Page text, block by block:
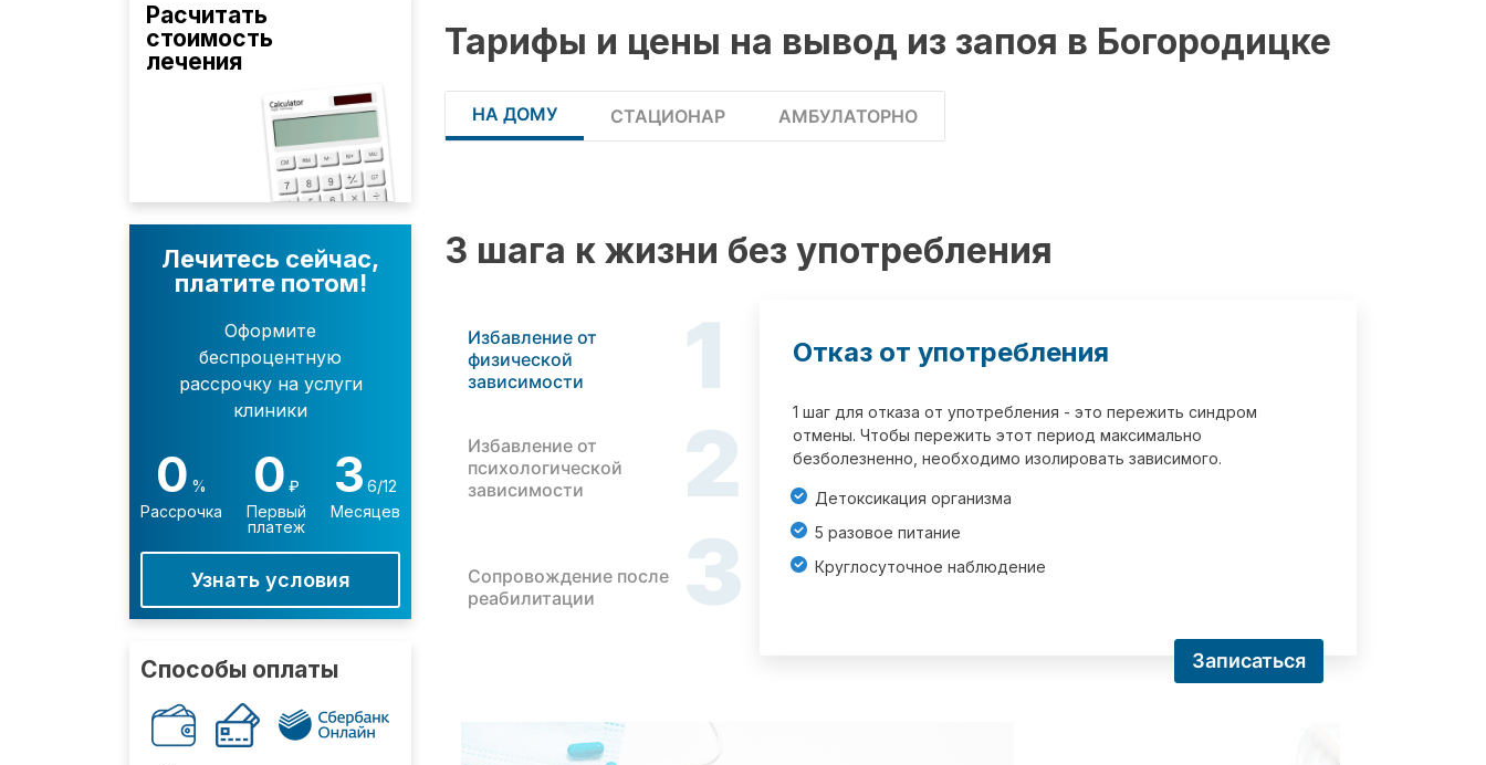
Расчитать
стоимость
лечения
Лечитесь сейчас,
платите потом!
Оформите
беспроцентную
рассрочку на услуги
клиники
0 %
Рассрочка
0 ₽
Первый
платеж
3 6/12
Месяцев
Узнать условия
Способы оплаты
Тарифы и цены на вывод из запоя в Богородицке
НА ДОМУ СТАЦИОНАР АМБУЛАТОРНО
3 шага к жизни без употребления
Избавление от
физической
зависимости
1
Избавление от
психологической
зависимости
2
Сопровождение после
реабилитации
3
Отказ от употребления
1 шаг для отказа от употребления - это пережить синдром
отмены. Чтобы пережить этот период максимально
безболезненно, необходимо изолировать зависимого.
Детоксикация организма
5 разовое питание
Круглосуточное наблюдение
Записаться